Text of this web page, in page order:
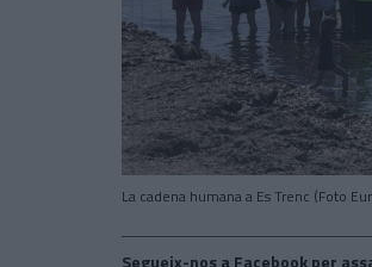
La cadena humana a Es Trenc (Foto
Segueix-nos a Facebook per